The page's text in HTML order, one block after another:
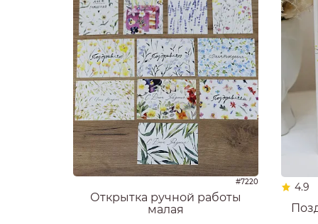
#7220
Открытка ручной работы
малая
4.9